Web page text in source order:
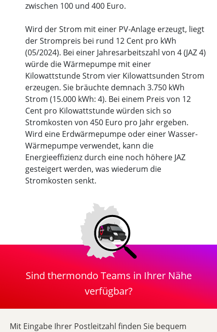
zwischen 100 und 400 Euro.
Wird der Strom mit einer PV-Anlage erzeugt, liegt
der Strompreis bei rund 12 Cent pro kWh
(05/2024). Bei einer Jahresarbeitszahl von 4 (JAZ 4)
würde die Wärmepumpe mit einer
Kilowattstunde Strom vier Kilowattsunden Strom
erzeugen. Sie bräuchte demnach 3.750 kWh
Strom (15.000 kWh: 4). Bei einem Preis von 12
Cent pro Kilowattstunde würden sich so
Stromkosten von 450 Euro pro Jahr ergeben.
Wird eine Erdwärmepumpe oder einer Wasser-
Wärmepumpe verwendet, kann die
Energieeffizienz durch eine noch höhere JAZ
gesteigert werden, was wiederum die
Stromkosten senkt.
Sind thermondo Teams in Ihrer Nähe
verfügbar?
Mit Eingabe Ihrer Postleitzahl finden Sie bequem